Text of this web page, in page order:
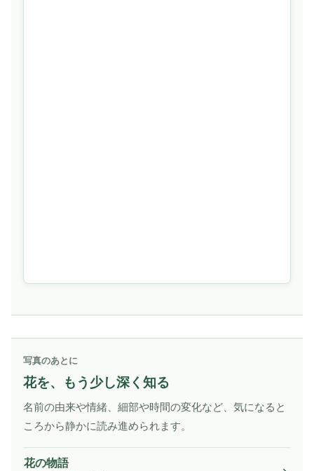
写真のあとに
花を、もう少し深く知る
名前の由来や情緒、細部や時間の変化など、気になると
ころから静かに読み進められます。
花の物語